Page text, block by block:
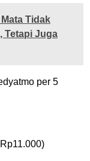
Tidak
Tetapi Juga
per 5